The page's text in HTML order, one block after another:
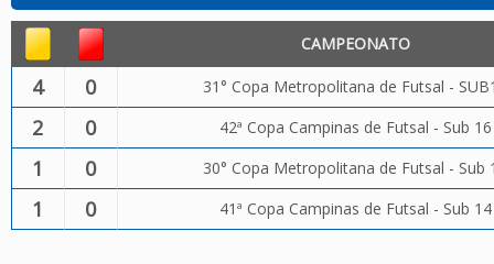
CAMPEONATO
4 0 31° Copa Metropolitana de Futsal -
2 0 42ª Copa Campinas de Futsal - Sub 16
1 0 30° Copa Metropolitana de Futsal - Sub
1 0 41ª Copa Campinas de Futsal - Sub 14